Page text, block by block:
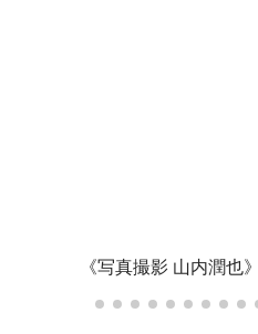
《写真撮影 山内潤也》